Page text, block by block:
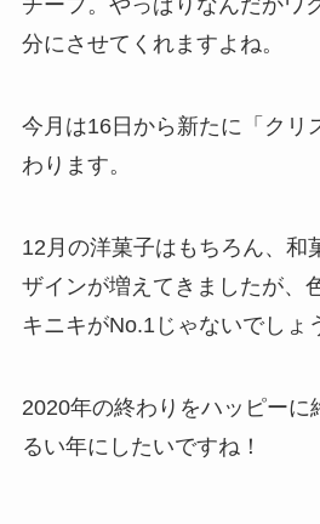
チーフ。やっぱりなんだかワ
分にさせてくれますよね。
今月は16日から新たに「クリ
わります。
12月の洋菓子はもちろん、和
ザインが増えてきましたが、
キニキがNo.1じゃないでしょ
2020年の終わりをハッピーに
るい年にしたいですね！